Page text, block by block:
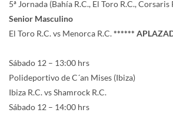
5ª Jornada (Bahía R.C., El Toro R.C., Corsaris
Senior Masculino
El Toro R.C. vs Menorca R.C.******
Sábado 12 – 13:00 hrs
Polideportivo de C´an Mises (Ibiza)
Ibiza R.C. vs Shamrock R.C.
Sábado 12 – 14:00 hrs